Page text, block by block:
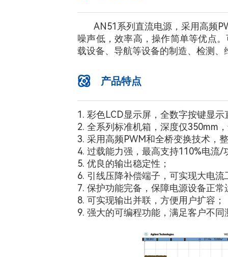
AN51系列直流电源，采用高频
噪声低，效率高，操作简单等优点
载设备、导航等设备的制造、检测
产品特点
1. 彩色LCD显示屏，全数字按键显
2. 全系列标准机箱，深度仅350mm
3. 采用高频PWM和全桥变换技术，
4. 过载能力强，最高支持110%电流/
5. 优良的输出稳定性；
6. 引线压降补偿端子，可实现大电
7. 保护功能完备，保障电源设备正
8. 可实现输出并联，方便用户扩容；
9. 强大的可编程功能，满足客户不同